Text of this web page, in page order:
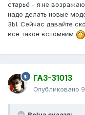
старьё - я не
надо делать новые
ЗЫ. Сейчас давайте
всё такое вспомним
ГАЗ-31013
Опубликовано